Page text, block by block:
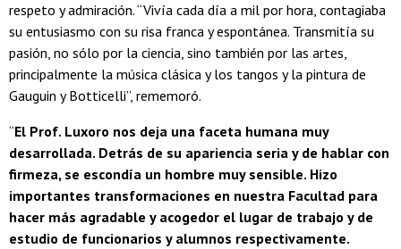
respeto y admiración. “Vivía cada día a mil por hora, contagiaba
su entusiasmo con su risa franca y espontánea. Transmitía su
pasión, no sólo por la ciencia, sino también por las artes,
principalmente la música clásica y los tangos y la pintura de
Gauguin y Botticelli”, rememoró.
“El Prof. Luxoro nos deja una faceta humana muy
desarrollada. Detrás de su apariencia seria y de hablar con
firmeza, se escondía un hombre muy sensible. Hizo
importantes transformaciones en nuestra Facultad para
hacer más agradable y acogedor el lugar de trabajo y de
estudio de funcionarios y alumnos respectivamente.